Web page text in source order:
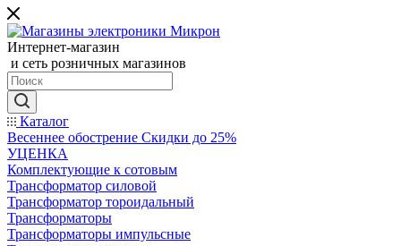
Интернет-магазин
и сеть розничных магазинов
Каталог
Весеннее обострение Скидки до 25%
УЦЕНКА
Комплектующие к сотовым
Трансформатор силовой
Трансформатор тороидальный
Трансформаторы
Трансформаторы импульсные